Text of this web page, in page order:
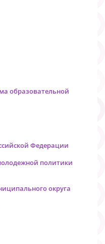
образовательной
Федерации
политики
округа